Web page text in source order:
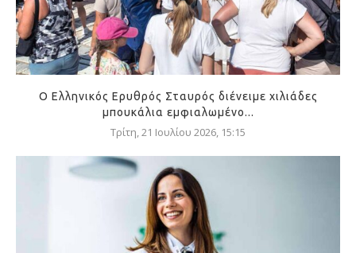
Ο Ελληνικός Ερυθρός Σταυρός διένειμε χιλιάδες
μπουκάλια εμφιαλωμένο...
Τρίτη, 21 Ιουλίου 2026, 15:15